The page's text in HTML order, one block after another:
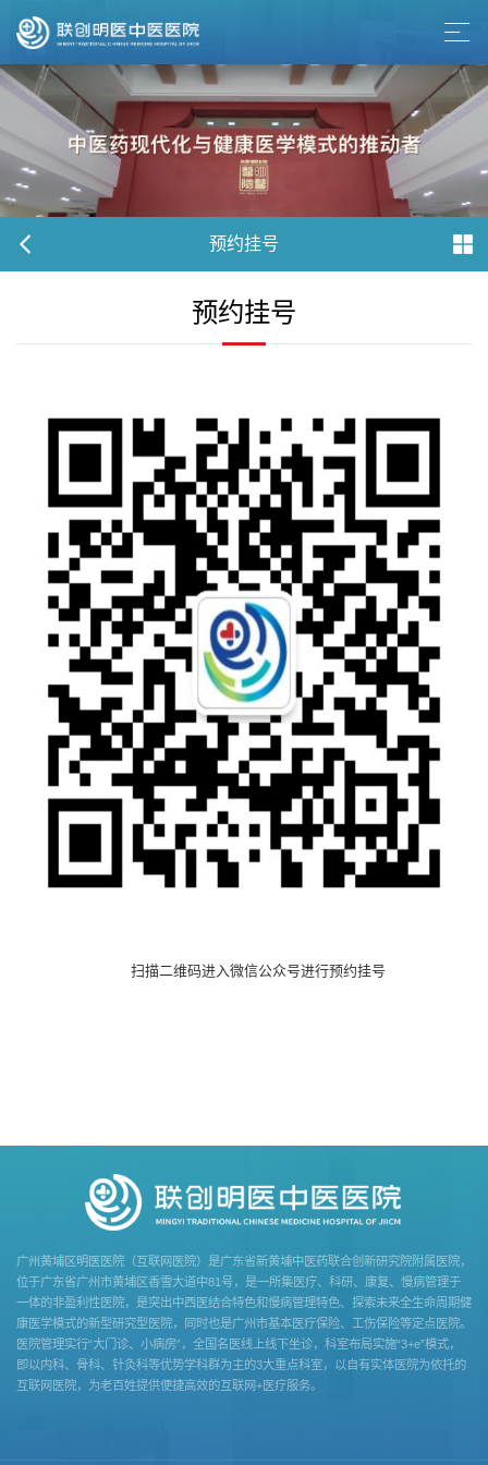
预约挂号
预约挂号
扫描二维码进入微信公众号进行预约挂号
​广州黄埔区明医医院（互联网医院）是广东省新黄埔中医药联合创新研究院附属医院，
位于广东省广州市黄埔区香雪大道中81号，是一所集医疗、科研、康复、慢病管理于
一体的非盈利性医院，是突出中西医结合特色和慢病管理特色、探索未来全生命周期健
康医学模式的新型研究型医院，同时也是广州市基本医疗保险、工伤保险等定点医院。
医院管理实行“大门诊、小病房”，全国名医线上线下坐诊，科室布局实施“3+e”模式，
即以内科、骨科、针灸科等优势学科群为主的3大重点科室，以自有实体医院为依托的
互联网医院，为老百姓提供便捷高效的互联网+医疗服务。